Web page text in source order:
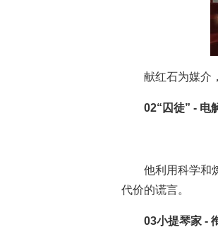
献红石为媒介
02“囚徒” - 电
他利用科学和
代价的谎言。
03小提琴家 -